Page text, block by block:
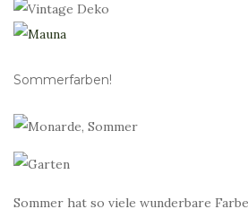
Sommerfarben!
Sommer hat so viele wunderbare